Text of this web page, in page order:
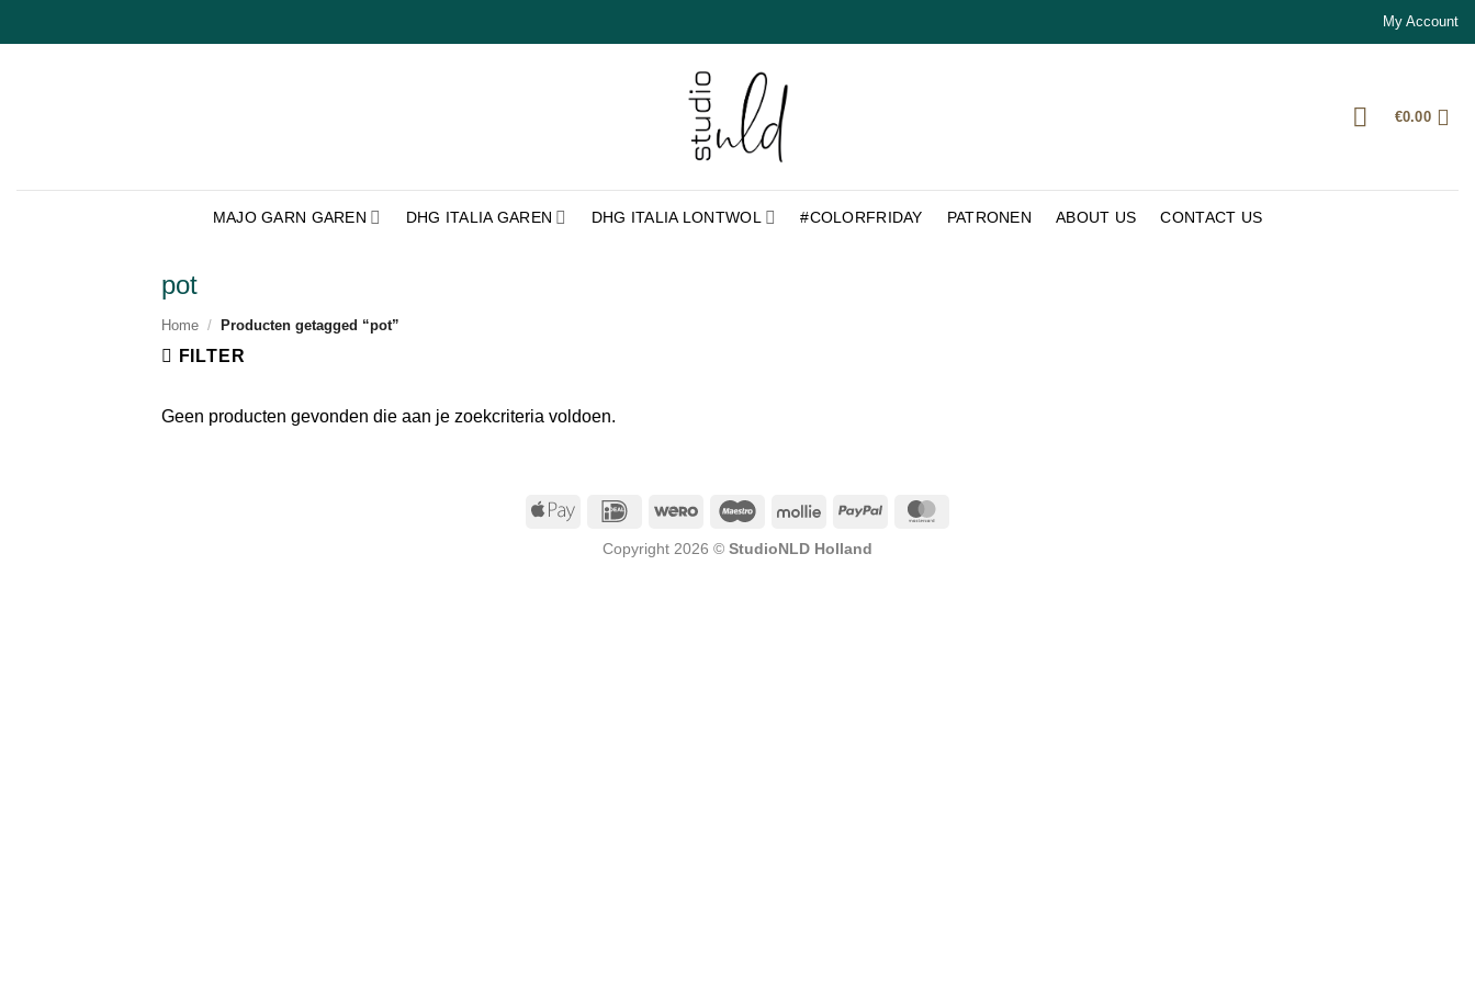
naar
My Account
€0.00
MAJO GARN GAREN DHG ITALIA GAREN DHG ITALIA LONTWOL #COLORFRIDAY PATRONEN ABOUT US CONTACT US
pot
Home / Producten getagged “pot”
FILTER
Geen producten gevonden die aan je zoekcriteria voldoen.
Apple
IDeal Wero Maestro Mollie PayPal
Copyright 2026 © StudioNLD Holland